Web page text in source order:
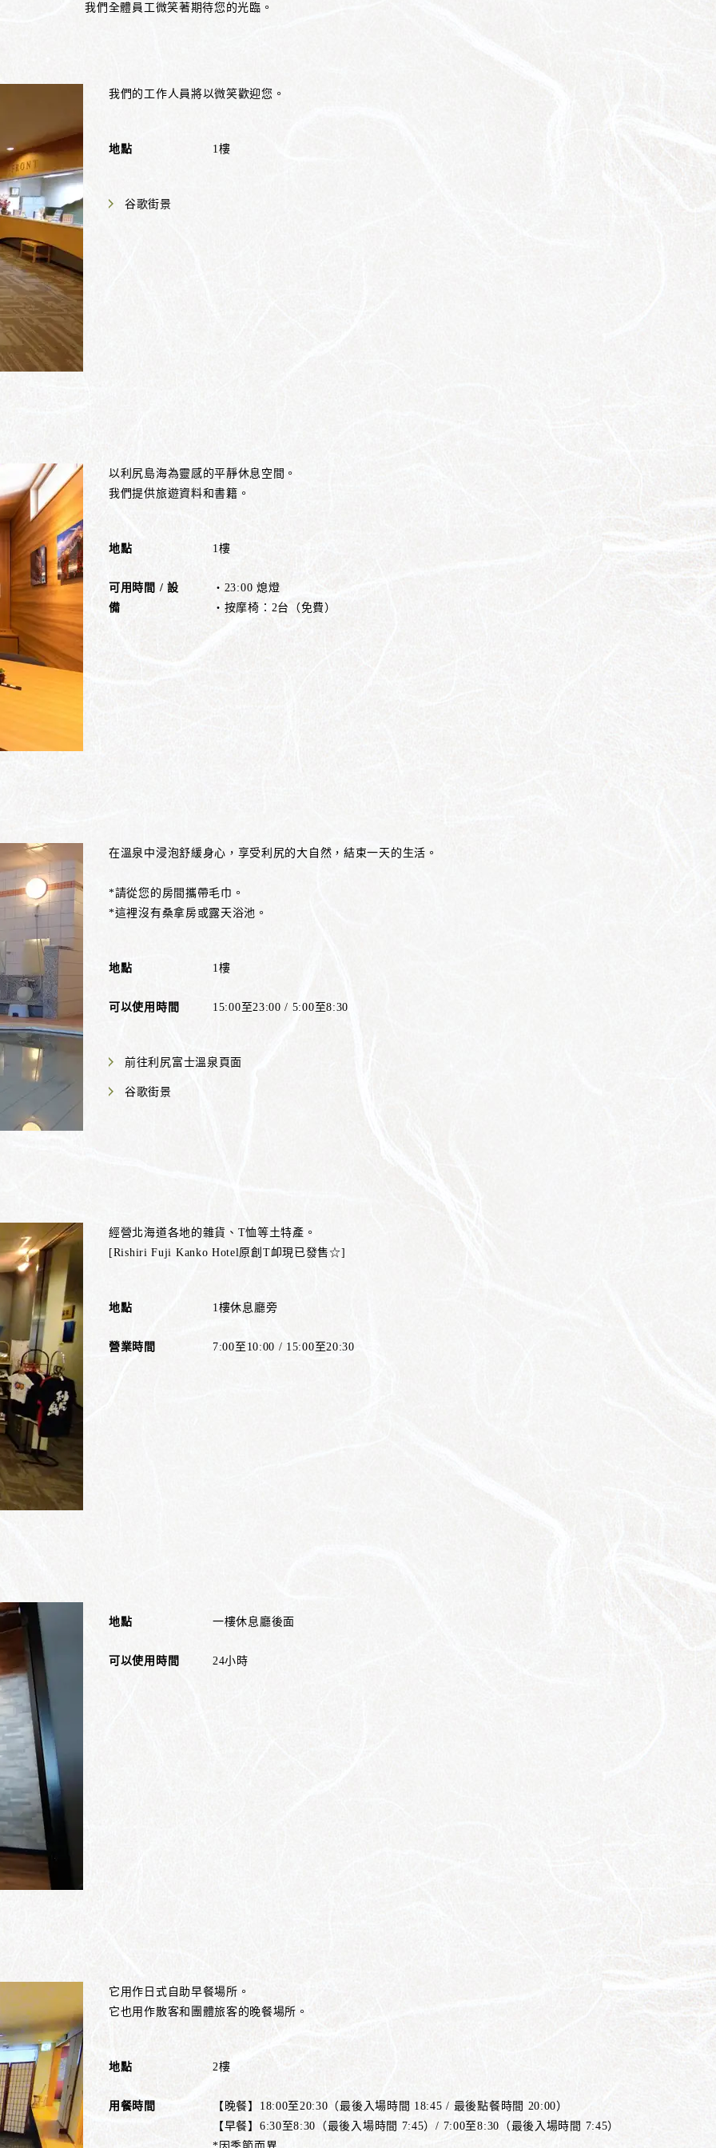
我們全體員工微笑著期待您的光臨。
我們的工作人員將以微笑歡迎您。
地點 1樓
谷歌街景
以利尻島海為靈感的平靜休息空間。
我們提供旅遊資料和書籍。
地點 1樓
可用時間 / 設
備
・23:00 熄燈
・按摩椅：2台（免費）
在溫泉中浸泡舒緩身心，享受利尻的大自然，結束一天的生活。
*請從您的房間攜帶毛巾。
*這裡沒有桑拿房或露天浴池。
地點 1樓
可以使用時間 15:00至23:00 / 5:00至8:30
前往利尻富士溫泉頁面
谷歌街景
經營北海道各地的雜貨、T恤等土特產。
[Rishiri Fuji Kanko Hotel原創T卹現已發售☆]
地點 1樓休息廳旁
營業時間 7:00至10:00 / 15:00至20:30
地點 一樓休息廳後面
可以使用時間 24小時
它用作日式自助早餐場所。
它也用作散客和團體旅客的晚餐場所。
地點 2樓
用餐時間
【晚餐】18:00至20:30（最後入場時間 18:45 / 最後點餐時間 20:00）
【早餐】6:30至8:30（最後入場時間 7:45）/ 7:00至8:30（最後入場時間 7:45）